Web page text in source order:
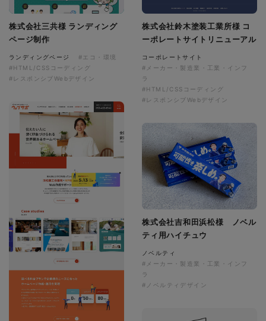
株式会社三共様 ランディング
ページ制作
ランディングページ
#エコ・環境
#HTML/CSSコーディング
#レスポンシブWebデザイン
株式会社鈴木塗装工業所様 コ
ーポレートサイトリニューアル
コーポレートサイト
#メーカー・製造業・工業・インフ
ラ
#HTML/CSSコーディング
#レスポンシブWebデザイン
株式会社吉和田浜松様 ノベル
ティ用ハイチュウ
ノベルティ
#メーカー・製造業・工業・インフ
ラ
#ノベルティデザイン